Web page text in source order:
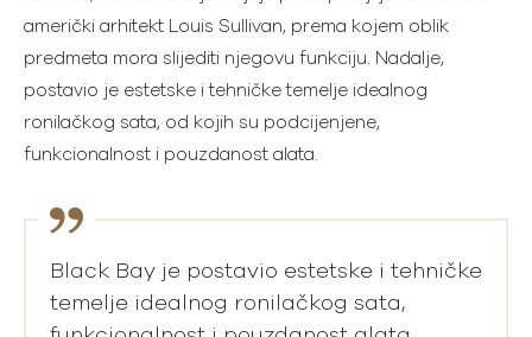
američki arhitekt Louis Sullivan, prema kojem oblik
predmeta mora slijediti njegovu funkciju. Nadalje,
postavio je estetske i tehničke temelje idealnog
ronilačkog sata, od kojih su podcijenjene,
funkcionalnost i pouzdanost alata.
Black Bay je postavio estetske i tehničke
temelje idealnog ronilačkog sata,